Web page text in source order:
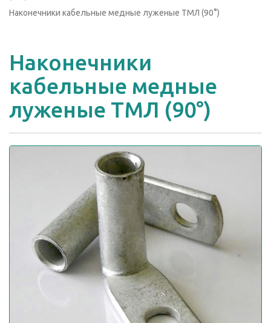
Наконечники кабельные медные луженые ТМЛ (90°)
Наконечники
кабельные медные
луженые ТМЛ (90°)